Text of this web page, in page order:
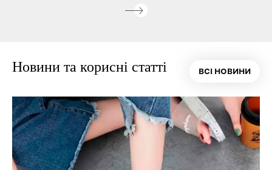
Новини та корисні статті ВСІ НОВИНИ